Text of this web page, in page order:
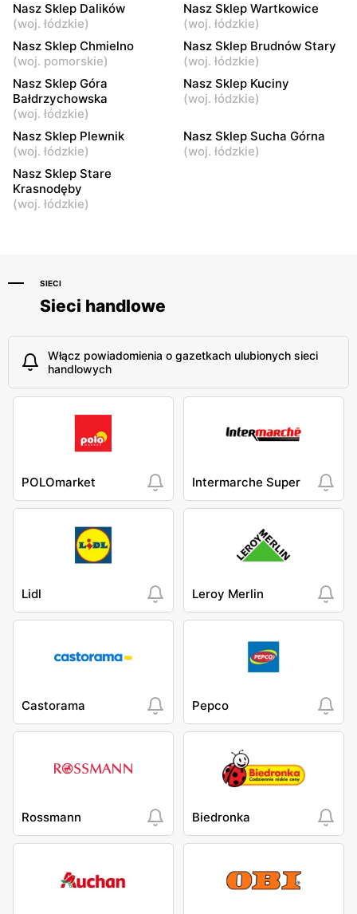
Nasz Sklep
Brudnów Stary, ul. Brudnów
5
Nasz Sklep
Dalików, ul. Zachodnia 2
Nasz Sklep
Kuciny, ul. Kuciny 1
Nasz Sklep
Dalików, ul. Domaniew 28
Nasz Sklep
Wartkowice, ul. Gostków
Nasz Sklep
Plewnik, ul. Plewnik 6
Nasz Sklep
Wartkowice, ul.
Poddębice, ul. Brzezinki 4
Nasz Sklep Dalików
(woj. łódzkie)
Nasz Sklep Wartkowice
(woj. łódzkie)
Nasz Sklep Chmielno
(woj. pomorskie)
Nasz Sklep Brudnów Stary
(woj. łódzkie)
Nasz Sklep Góra
Bałdrzychowska
(woj. łódzkie)
Nasz Sklep Kuciny
(woj. łódzkie)
Nasz Sklep Plewnik
(woj. łódzkie)
Nasz Sklep Sucha Górna
(woj. łódzkie)
Nasz Sklep Stare
Krasnodęby
(woj. łódzkie)
SIECI
Sieci handlowe
Włącz powiadomienia o gazetkach ulubionych sieci
handlowych
POLOmarket Intermarche Super
Lidl Leroy Merlin
Castorama Pepco
Rossmann Biedronka